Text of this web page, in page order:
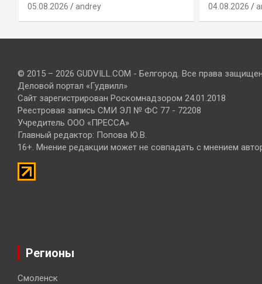
05.08.2026 andrey 04.08.2026
© 2015 – 2026 GUDVILL.COM - Белгород. Все права
Деловой портал «Гудвилл»
Сайт зарегистрирован Роскомнадзором 24.01.2018
Реестровая запись СМИ ЭЛ № ФС 77 - 72208
Учредитель ООО «ПРЕССА»
Главный редактор: Попова Ю.В.
16+. Мнение редакции может не совпадать с мнением
Регионы
Смоленск